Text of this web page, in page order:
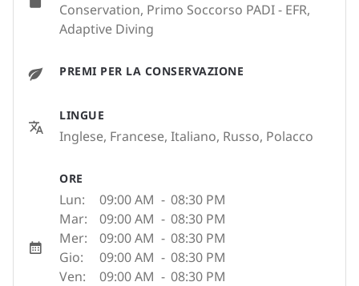
Conservation, Primo Soccorso PADI - EFR,
Adaptive Diving
PREMI PER LA CONSERVAZIONE
LINGUE
Inglese, Francese, Italiano, Russo, Polacco
ORE
Lun: 09:00 AM - 08:30 PM
Mar:
09:00 AM - 08:30 PM
Mer:
09:00 AM - 08:30 PM
Gio:
09:00 AM - 08:30 PM
Ven:
09:00 AM - 08:30 PM